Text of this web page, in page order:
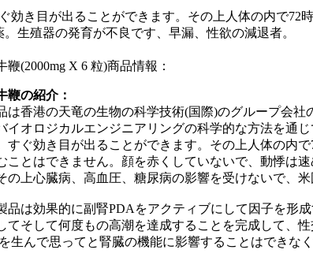
効き目が出ることができます。その上人体の内で
生殖器の発育が不良です、早漏、性欲の減退者。
鞭(2000mg X 6 粒)商品情報：
鞭の紹介：
は香港の天竜の生物の科学技術(国際)のグループ会
イオロジカルエンジニアリングの科学的な方法を通
すぐ効き目が出ることができます。その上人体の内
ことはできません。顔を赤くしていないで、動悸は
の上心臓病、高血圧、糖尿病の影響を受けないで、米
品は効果的に副腎PDAをアクティブにして因子を形
てそして何度もの高潮を達成することを完成して、
生んで思ってと腎臓の機能に影響することはできな